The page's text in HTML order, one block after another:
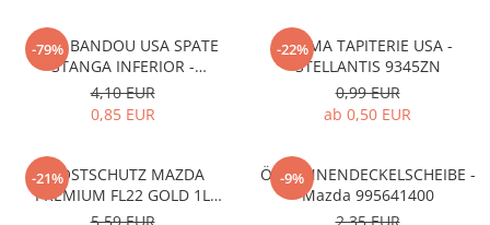
-79%
CLIPS BANDOU USA SPATE
STANGA INFERIOR -
KD5351SJ3A
4,10 EUR
0,85 EUR
-22%
CLEMA TAPITERIE USA -
STELLANTIS 9345ZN
0,99 EUR
ab 0,50 EUR
-21%
FROSTSCHUTZ MAZDA
PREMIUM FL22 GOLD 1L
L247CL005 4X
-9%
ÖLWANNENDECKELSCHEIBE -
Mazda 995641400